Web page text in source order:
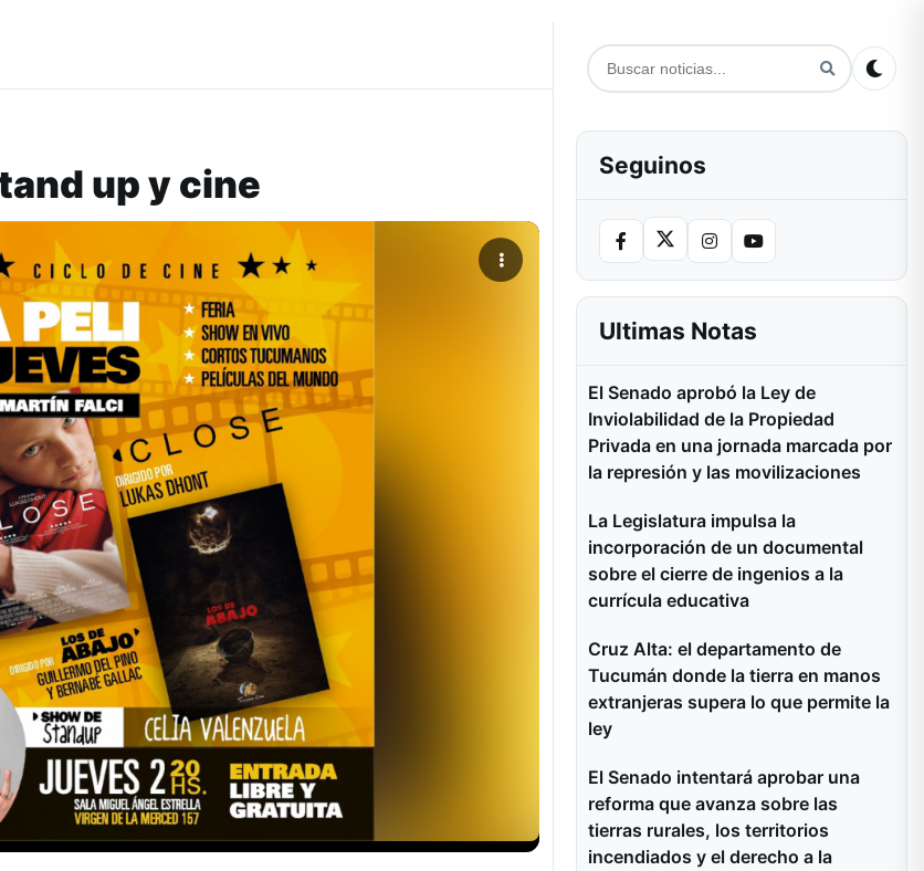
up y cine Seguinos
Ultimas Notas
El Senado aprobó la Ley de
Inviolabilidad de la Propiedad
Privada en una jornada marcada por
la represión y las movilizaciones
La Legislatura impulsa la
incorporación de un documental
sobre el cierre de ingenios a la
currícula educativa
Cruz Alta: el departamento de
Tucumán donde la tierra en manos
extranjeras supera lo que permite la
ley
El Senado intentará aprobar una
reforma que avanza sobre las
tierras rurales, los territorios
incendiados y el derecho a la